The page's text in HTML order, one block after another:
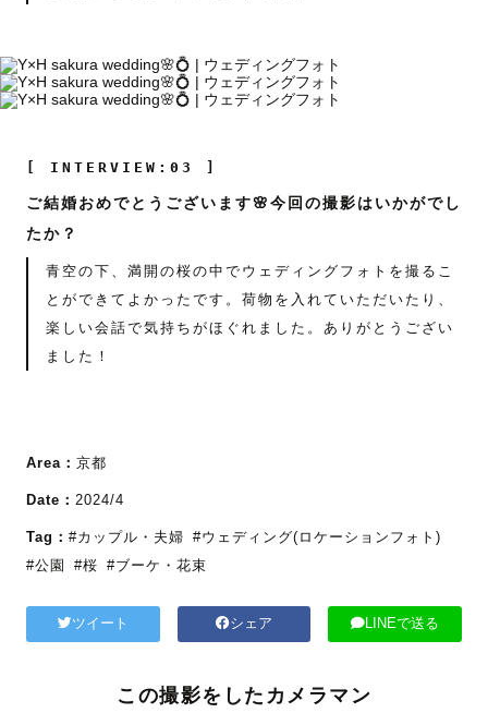
[ INTERVIEW:03 ]
ご結婚おめでとうございます🌸今回の撮影はいかがでし
たか？
青空の下、満開の桜の中でウェディングフォトを撮るこ
とができてよかったです。荷物を入れていただいたり、
楽しい会話で気持ちがほぐれました。ありがとうござい
ました！
Area： 京都
Date： 2024/4
Tag： #カップル・夫婦 #ウェディング(ロケーションフォト)
#公園
#桜 #ブーケ・花束
ツイート シェア LINEで送る
この撮影をしたカメラマン